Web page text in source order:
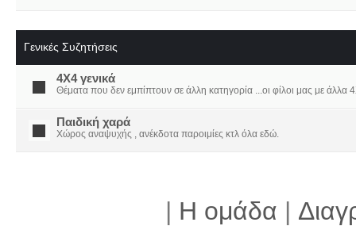
Γενικές Συζητήσεις
4X4 γενικά
Θέματα που δεν εμπίπτουν σε άλλη κατηγορία ...οι φίλοι μας με άλλα
Παιδική χαρά
Χώρος αναψυχής , ανέκδοτα παροιμίες κτλ όλα εδώ.
| Η ομάδα |